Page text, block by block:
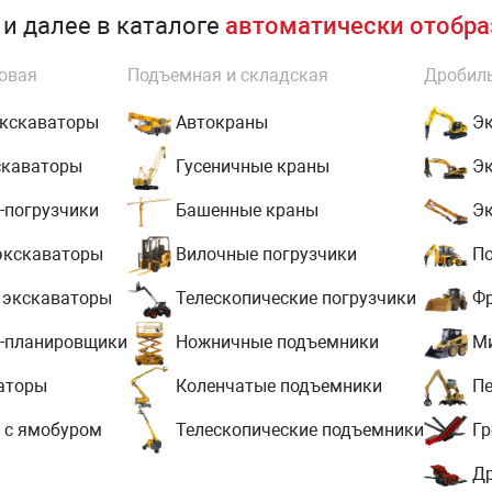
далее в каталоге автоматически
ямобуром
Подъемная и складская
Автокраны
Гусеничные краны
Башенные краны
Вилочные погрузчики
Телескопические погрузчики
Ножничные подъемники
Коленчатые подъемники
Телескопические подъемники